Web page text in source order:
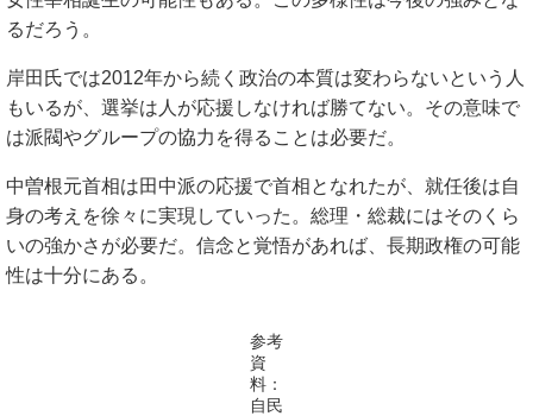
るだろう。
岸田氏では2012年から続く政治の本質は変わらないという人
もいるが、選挙は人が応援しなければ勝てない。その意味で
は派閥やグループの協力を得ることは必要だ。
中曽根元首相は田中派の応援で首相となれたが、就任後は自
身の考えを徐々に実現していった。総理・総裁にはそのくら
いの強かさが必要だ。信念と覚悟があれば、長期政権の可能
性は十分にある。
参考
資
料：
自民